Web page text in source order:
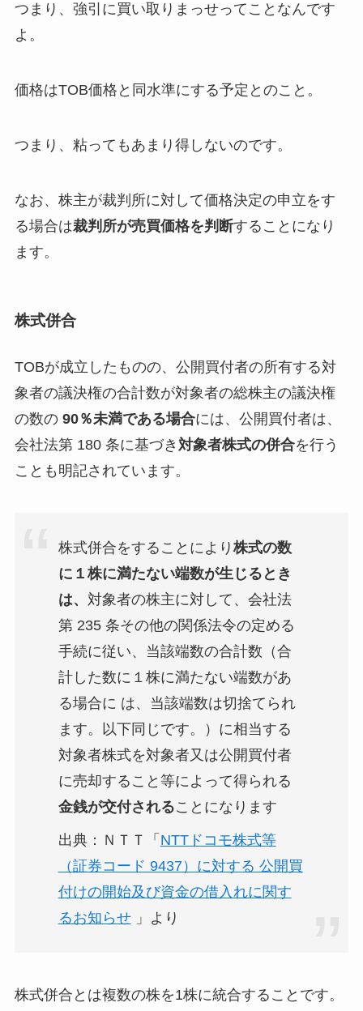
つまり、 強引に買い取りまっせってことなんです
よ。
価格はTOB価格と同水準にする予定とのこと。
つまり、粘ってもあまり得しないのです。
なお、株主が裁判所に対して価格決定の申立をす
る場合は裁判所が売買価格を判断することになり
ます。
株式併合
TOBが成立したものの、公開買付者の所有する対
象者の議決権の合計数が対象者の総株主の議決権
の数の 90％未満である場合には、公開買付者は、
会社法第 180 条に基づき 対象者株式の併合を行う
ことも明記されています。
株式併合をすることにより 株式の数
に１株に満たない端数が生じるとき
は、 対象者の株主に対して、会社法
第 235 条その他の関係法令の定める
手続に従い、当該端数の合計数（合
計した数に１株に満たない端数があ
る場合に は、当該端数は切捨てられ
ます。以下同じです。）に相当する
対象者株式を対象者又は公開買付者
に売却すること等によって得られる
金銭が交付されることになります
出典：ＮＴＴ「 NTTドコモ株式等
（証券コード 9437）に対する 公開買
付けの開始及び資金の借入れに関す
るお知らせ」より
株式併合とは複数の株を1株に統合することです。